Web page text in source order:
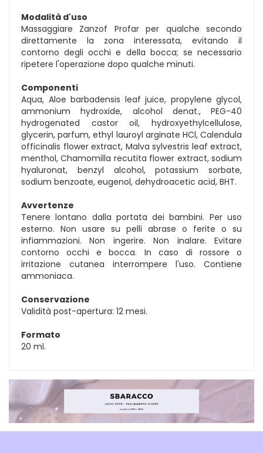
Modalità d'uso
Massaggiare Zanzof Profar per qualche secondo
direttamente la zona interessata, evitando il
contorno degli occhi e della bocca; se necessario
ripetere l'operazione dopo qualche minuti.
Componenti
Aqua, Aloe barbadensis leaf juice, propylene glycol,
ammonium hydroxide, alcohol denat., PEG-40
hydrogenated castor oil, hydroxyethylcellulose,
glycerin, parfum, ethyl lauroyl arginate HCl, Calendula
officinalis flower extract, Malva sylvestris leaf extract,
menthol, Chamomilla recutita flower extract, sodium
hyaluronat, benzyl alcohol, potassium sorbate,
sodium benzoate, eugenol, dehydroacetic acid, BHT.
Avvertenze
Tenere lontano dalla portata dei bambini. Per uso
esterno. Non usare su pelli abrase o ferite o su
infiammazioni. Non ingerire. Non inalare. Evitare
contorno occhi e bocca. In caso di rossore o
irritazione cutanea interrompere l'uso. Contiene
ammoniaca.
Conservazione
Validità post-apertura: 12 mesi.
Formato
20 ml.